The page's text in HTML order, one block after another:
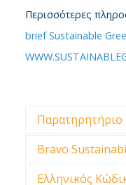
Περισσότερες
brief Sustainable
Παρατηρητήριο
Bravo
Ελληνικός